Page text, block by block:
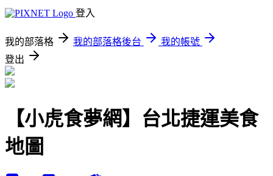
登入
我的部落格 我的部落格後台
我的帳號
登出
【小虎食夢網】台北捷運美食
地圖